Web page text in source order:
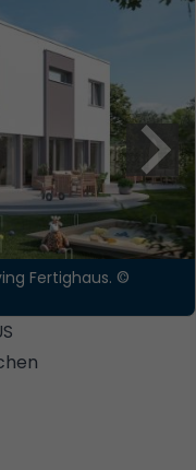
Fertighaus. ©